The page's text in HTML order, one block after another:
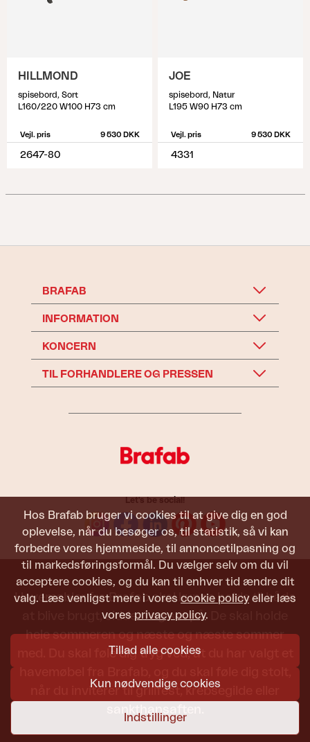
Hos Brafab bruger vi cookies til at give dig en god
oplevelse, når du besøger os, til statistik, så vi kan
forbedre vores hjemmeside, til annoncetilpasning og
til markedsføringsformål. Du vælger selv om du vil
acceptere cookies, og du kan til enhver tid ændre dit
valg. Læs venligst mere i vores cookie policy eller læs
vores privacy policy.
Tillad alle cookies
Kun nødvendige cookies
Indstillinger
HILLMOND
spisebord, Sort
L160/220 W100 H73 cm
Vejl. pris 9 530 DKK
2647-80
JOE
spisebord, Natur
L195 W90 H73 cm
Vejl. pris 9 530 DKK
4331
BRAFAB
INFORMATION
KONCERN
TIL FORHANDLERE OG PRESSEN
Let's be social!
Havemøbler fra Brafab skal kunne holde til både
at blive brugt, siddet i og set på. De skal holde
hele sommeren og næste og næste sommer
med. Du skal føle dig tryg ved, at du har valgt et
når du inviterer til grillfest, krebsegilde eller